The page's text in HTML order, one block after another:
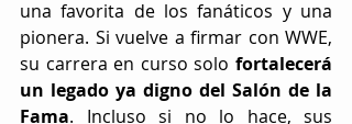
una favorita de los fanáticos y una
pionera. Si vuelve a firmar con WWE,
su carrera en curso solo fortalecerá
un legado ya digno del Salón de la
Fama. Incluso si no lo hace, sus